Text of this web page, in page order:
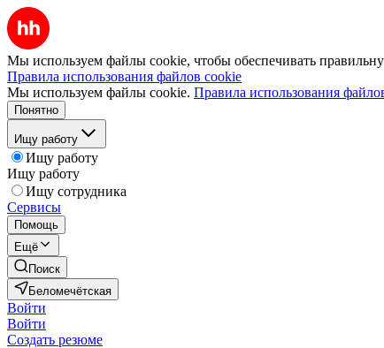
Мы используем файлы cookie, чтобы обеспечивать
Правила использования файлов cookie
Мы используем файлы cookie. Правила использования
Понятно
Ищу работу
Ищу работу
Ищу работу
Ищу сотрудника
Сервисы
Помощь
Ещё
Поиск
Беломечётская
Войти
Войти
Создать резюме